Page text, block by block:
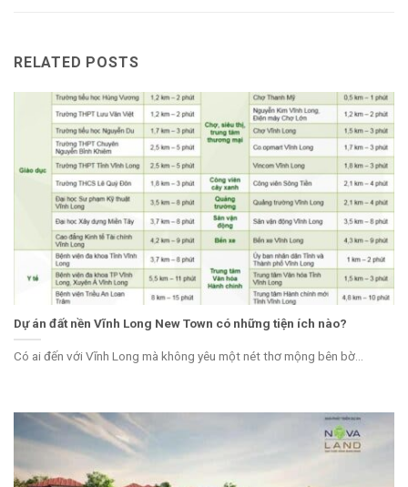
RELATED POSTS
Dự án đất nền Vĩnh Long New Town có những tiện ích nào?
Có ai đến với Vĩnh Long mà không yêu một nét thơ mộng bên bờ...